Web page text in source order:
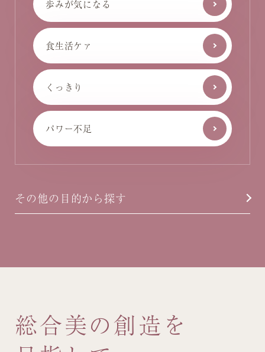
歩みが気になる
食生活ケァ
くっきり
パワー不足
その他の目的から探す
総合美の創造を